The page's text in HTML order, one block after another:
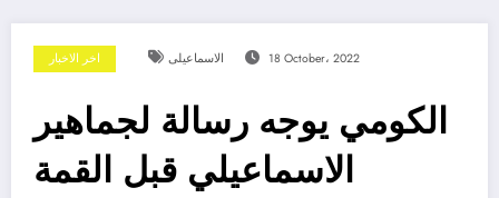
اخر الاخبار الاسماعيلى 18 October، 2022
الكومي يوجه رسالة لجماهير
الاسماعيلي قبل القمة